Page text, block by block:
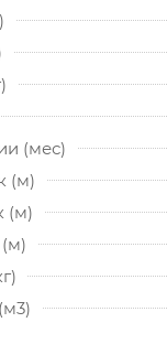
(мес)
(м)
(м)